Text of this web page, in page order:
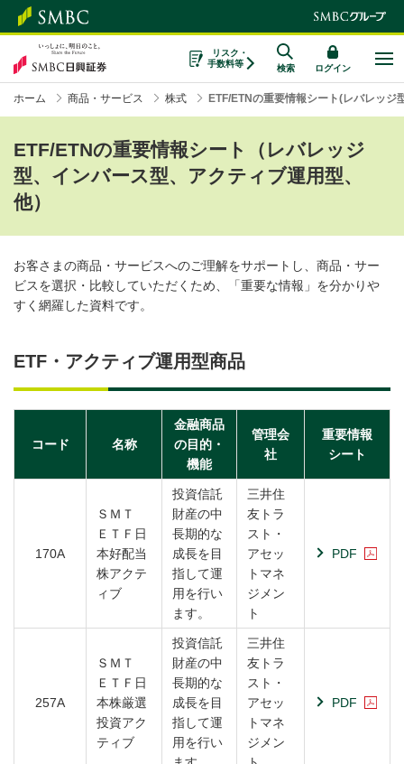
リスク・
手数料等
検索 ログイン
ホーム 商品・サービス 株式 ETF/ETNの重要情報シート(レバレッ
ETF/ETNの重要情報シート（レバレッジ
型、インバース型、アクティブ運用型、
他）
お客さまの商品・サービスへのご理解をサポートし、商品・サー
ビスを選択・比較していただくため、「重要な情報」を分かりや
すく網羅した資料です。
ETF・アクティブ運用型商品
コード 名称
金融商品
の目的・
機能
管理会
社
重要情報
シート
170A
ＳＭＴ
ＥＴＦ日
本好配当
株アクテ
ィブ
投資信託
財産の中
長期的な
成長を目
指して運
用を行い
ます。
三井住
友トラ
スト・
アセッ
トマネ
ジメン
ト
PDF
257A
ＳＭＴ
ＥＴＦ日
本株厳選
投資アク
ティブ
投資信託
財産の中
長期的な
成長を目
指して運
用を行い
三井住
友トラ
スト・
アセッ
トマネ
ジメン
PDF